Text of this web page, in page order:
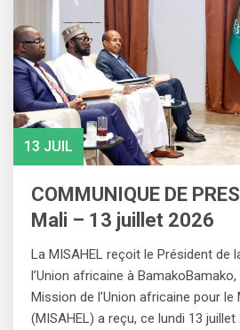
13 JUIL
COMMUNIQUE DE
Mali – 13 juillet 2026
La MISAHEL reçoit le Président de
l’Union africaine à
Mission de l’Union africaine pour le
(MISAHEL) a reçu, ce lundi 13